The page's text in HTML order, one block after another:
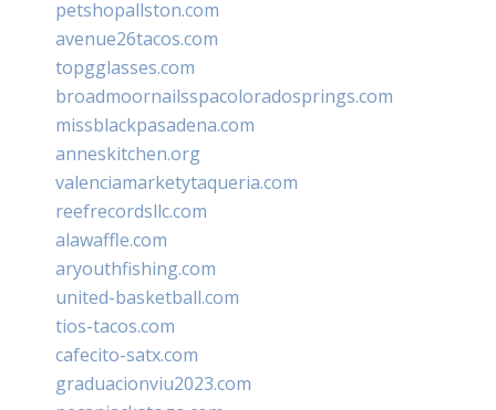
petshopallston.com
avenue26tacos.com
topgglasses.com
broadmoornailsspacoloradosprings.com
missblackpasadena.com
anneskitchen.org
valenciamarketytaqueria.com
reefrecordsllc.com
alawaffle.com
aryouthfishing.com
united-basketball.com
tios-tacos.com
cafecito-satx.com
graduacionviu2023.com